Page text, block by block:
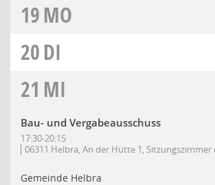
19MO
20DI
21 MI
Bau- und Vergabeausschuss
17:30-20:15
06311 Helbra, An der Hütte 1, Sitzungszimmer
Gemeinde Helbra